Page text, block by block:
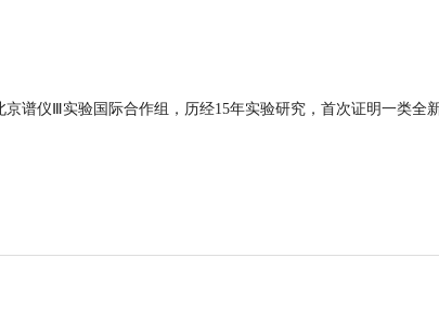
谱仪Ⅲ实验国际合作组，历经15年实验研究，首次证明一类全